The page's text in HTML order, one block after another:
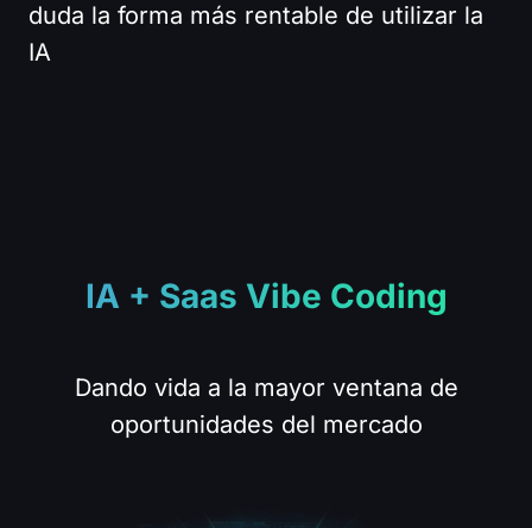
duda la forma más rentable de utilizar la
IA
IA + Saas Vibe Coding
Dando vida a la mayor ventana de
oportunidades del mercado